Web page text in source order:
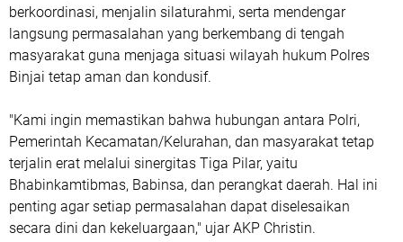
berkoordinasi, menjalin silaturahmi, serta mendengar
langsung permasalahan yang berkembang di tengah
masyarakat guna menjaga situasi wilayah hukum Polres
Binjai tetap aman dan kondusif.
"Kami ingin memastikan bahwa hubungan antara Polri,
Pemerintah Kecamatan/Kelurahan, dan masyarakat tetap
terjalin erat melalui sinergitas Tiga Pilar, yaitu
Bhabinkamtibmas, Babinsa, dan perangkat daerah. Hal ini
penting agar setiap permasalahan dapat diselesaikan
secara dini dan kekeluargaan," ujar AKP Christin.